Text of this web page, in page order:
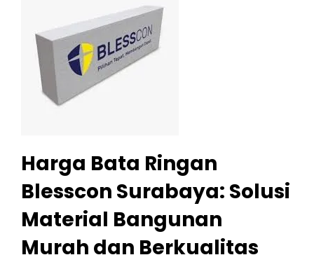
Harga Bata Ringan
Blesscon Surabaya: Solusi
Material Bangunan
Murah dan Berkualitas